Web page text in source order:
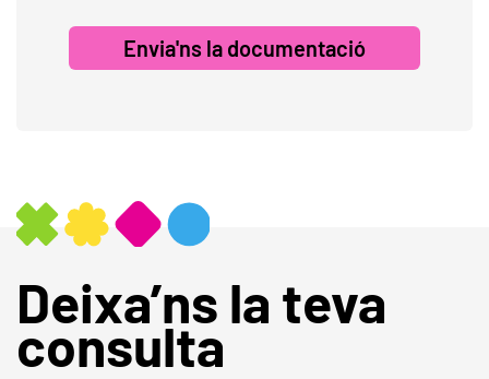
Envia'ns la documentació
Deixa’ns la teva
consulta